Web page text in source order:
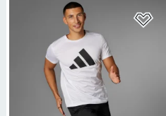
위시리스트 담기